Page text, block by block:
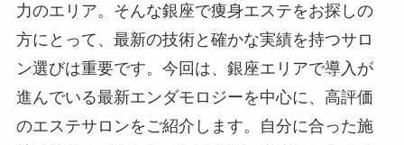
力のエリア。そんな銀座で痩身エステをお探しの
方にとって、最新の技術と確かな実績を持つサロ
ン選びは重要です。今回は、銀座エリアで導入が
進んでいる最新エンダモロジーを中心に、高評価
のエステサロンをご紹介します。自分に合った施